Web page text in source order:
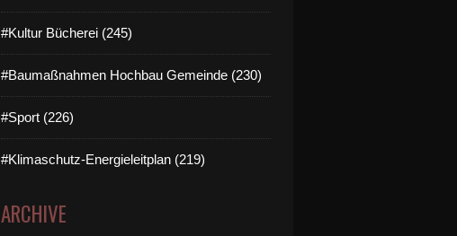
#Kultur Bücherei (245)
#Baumaßnahmen Hochbau Gemeinde (230)
#Sport (226)
#Klimaschutz-Energieleitplan (219)
ARCHIVE